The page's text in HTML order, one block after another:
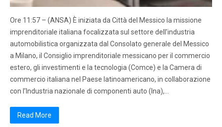
Ore 11:57 – (ANSA) È iniziata da Città del Messico la missione
imprenditoriale italiana focalizzata sul settore dell’industria
automobilistica organizzata dal Consolato generale del Messico
a Milano, il Consiglio imprenditoriale messicano per il commercio
estero, gli investimenti e la tecnologia (Comce) e la Camera di
commercio italiana nel Paese latinoamericano, in collaborazione
con l’Industria nazionale di componenti auto (Ina),…
Read More